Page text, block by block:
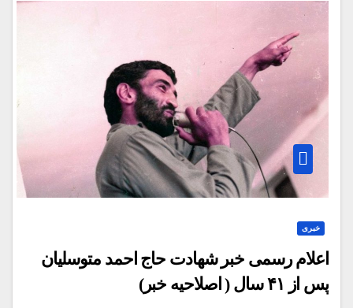
خبری
اعلام رسمی خبر شهادت حاج احمد متوسلیان
پس از ۴١ سال ( اصلاحیه خبر)